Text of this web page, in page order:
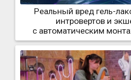
Реальный вред гель-
интровертов и
с автоматическим